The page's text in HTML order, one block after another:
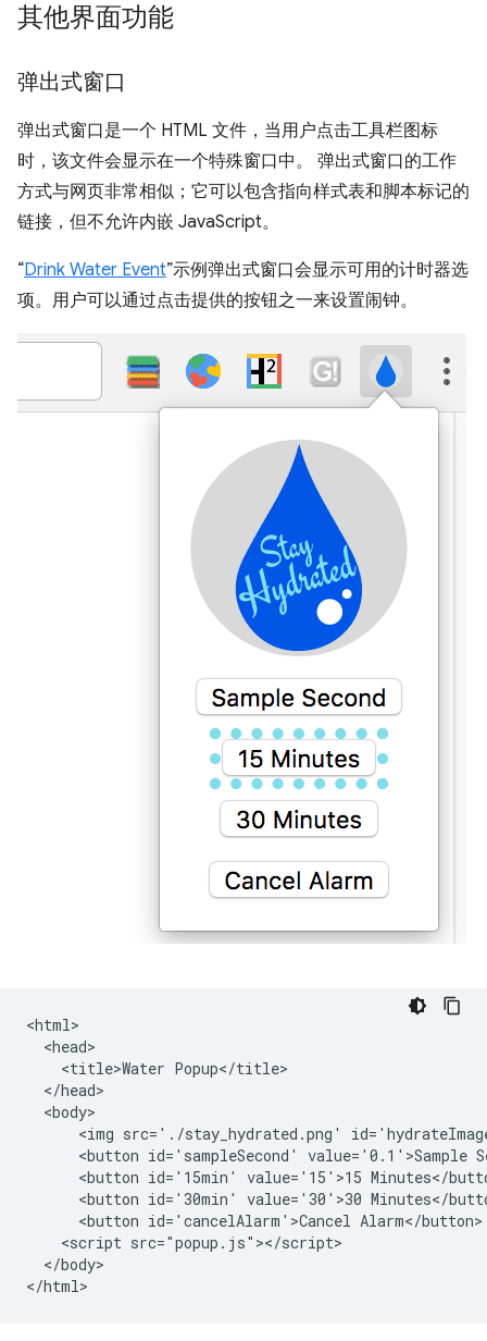
其他界面功能
弹出式窗口
弹出式窗口是一个 HTML 文件，当用户点击工具栏图标
时，该文件会显示在一个特殊窗口中。 弹出式窗口的工作
方式与网页非常相似；它可以包含指向样式表和脚本标记的
链接，但不允许内嵌 JavaScript。
“Drink Water Event”示例弹出式窗口会显示可用的计时器选
项。用户可以通过点击提供的按钮之一来设置闹钟。
<html>
  <head>
    <title>Water Popup</title>
  </head>
  <body>
<img src='./stay_hydrated.png'
<button id='sampleSecond' value='0.1'>Sample
<button id='15min' value='15'>15 Minutes</
<button id='30min' value='30'>30 Minutes</
      <button id='cancelAlarm'>Cancel Alarm</button>
    <script src="popup.js"></script>
  </body>